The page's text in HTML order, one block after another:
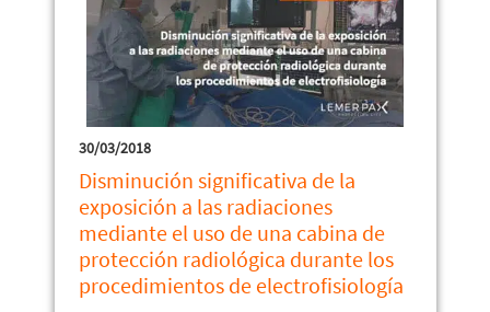
30/03/2018
Disminución significativa de la
exposición a las radiaciones
mediante el uso de una cabina de
protección radiológica durante los
procedimientos de electrofisiología